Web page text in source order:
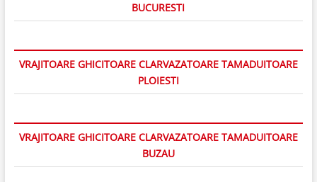
BUCURESTI
VRAJITOARE GHICITOARE CLARVAZATOARE TAMADUITOARE
PLOIESTI
VRAJITOARE GHICITOARE CLARVAZATOARE TAMADUITOARE
BUZAU